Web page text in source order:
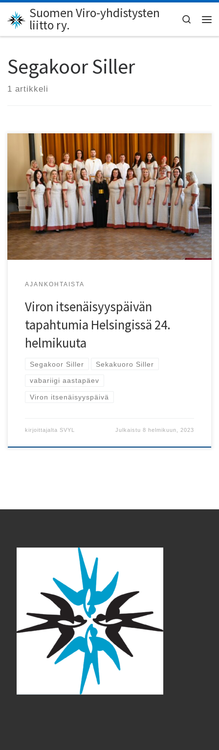
Skip to content
Suomen Viro-yhdistysten
liitto ry.
Search
Segakoor Siller
1 artikkeli
Viron itsenäisyyspäivää 24.2. vietetään Helsingissä
perinteisin menoin, ja illalla päästään nauttimaan
kuoromusiikista.
AJANKOHTAISTA
Viron itsenäisyyspäivän
tapahtumia Helsingissä 24.
helmikuuta
Segakoor Siller Sekakuoro Siller
vabariigi aastapäev
Viron itsenäisyyspäivä
kirjoittajalta SVYL Julkaistu8 helmikuun, 2023